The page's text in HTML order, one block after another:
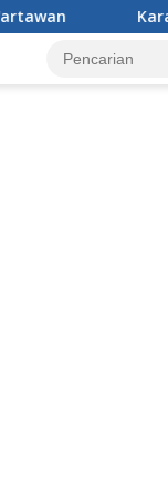
Karang Taruna